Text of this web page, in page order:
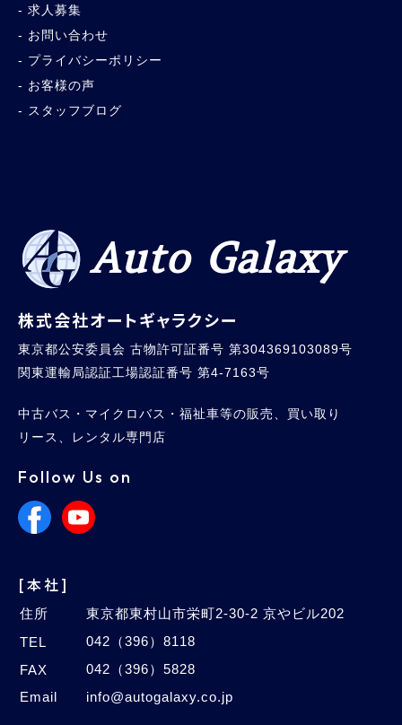
求人募集
お問い合わせ
プライバシーポリシー
お客様の声
スタッフブログ
Auto Galaxy
株式会社オートギャラクシー
東京都公安委員会 古物許可証番号 第304369103089号
関東運輸局認証工場認証番号 第4-7163号
中古バス・マイクロバス・福祉車等の販売、買い取り
リース、レンタル専門店
Follow Us on
[本社]
住所
東京都東村山市栄町2-30-2 京やビル202
TEL
042（396）8118
FAX
042（396）5828
Email
info@autogalaxy.co.jp